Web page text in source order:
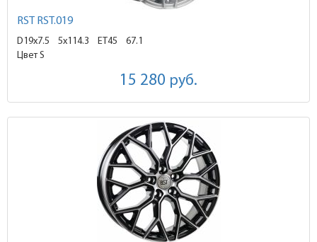
RST RST.019
D19x7.5 5x114.3 ET45
67.1
Цвет S
15 280 руб.